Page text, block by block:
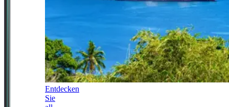
Entdecken
Sie